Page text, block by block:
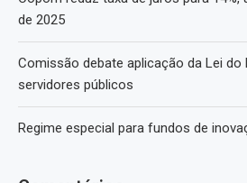
de 2025
Comissão debate aplicação da Lei do
servidores públicos
Regime especial para fundos de